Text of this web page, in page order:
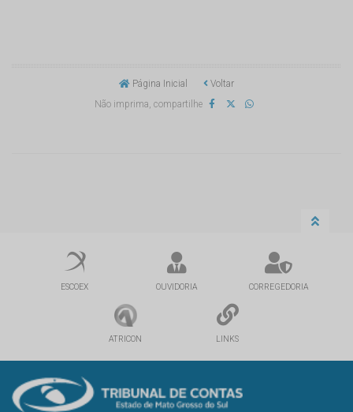
Página Inicial
Voltar
Não imprima, compartilhe
ESCOEX OUVIDORIA CORREGEDORIA
ATRICON LINKS